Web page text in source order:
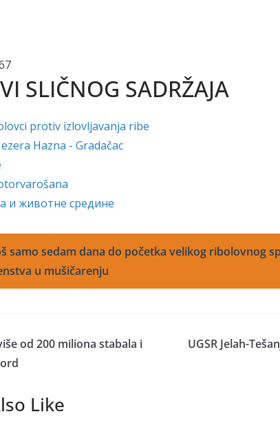
SLIČNOG SADRŽAJA
protiv izlovljavanja ribe
Hazna - Gradačac
и животне средине
samo sedam dana do početka velikog ribolovnog
u mušičarenju
od 200 miliona stabala i
UGSR Jelah-
Like